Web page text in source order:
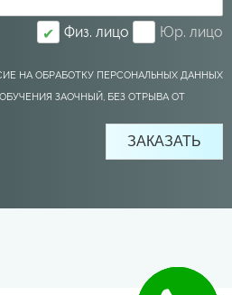
✔ Физ. лицо Юр. лицо
НА ОБРАБОТКУ ПЕРСОНАЛЬНЫХ ДАННЫХ
ЗАОЧНЫЙ, БЕЗ ОТРЫВА ОТ